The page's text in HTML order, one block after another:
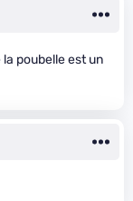
la poubelle est un